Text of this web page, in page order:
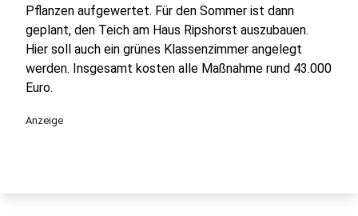
Pflanzen aufgewertet. Für den Sommer ist dann
geplant, den Teich am Haus Ripshorst auszubauen.
Hier soll auch ein grünes Klassenzimmer angelegt
werden. Insgesamt kosten alle Maßnahme rund 43.000
Euro.
Anzeige